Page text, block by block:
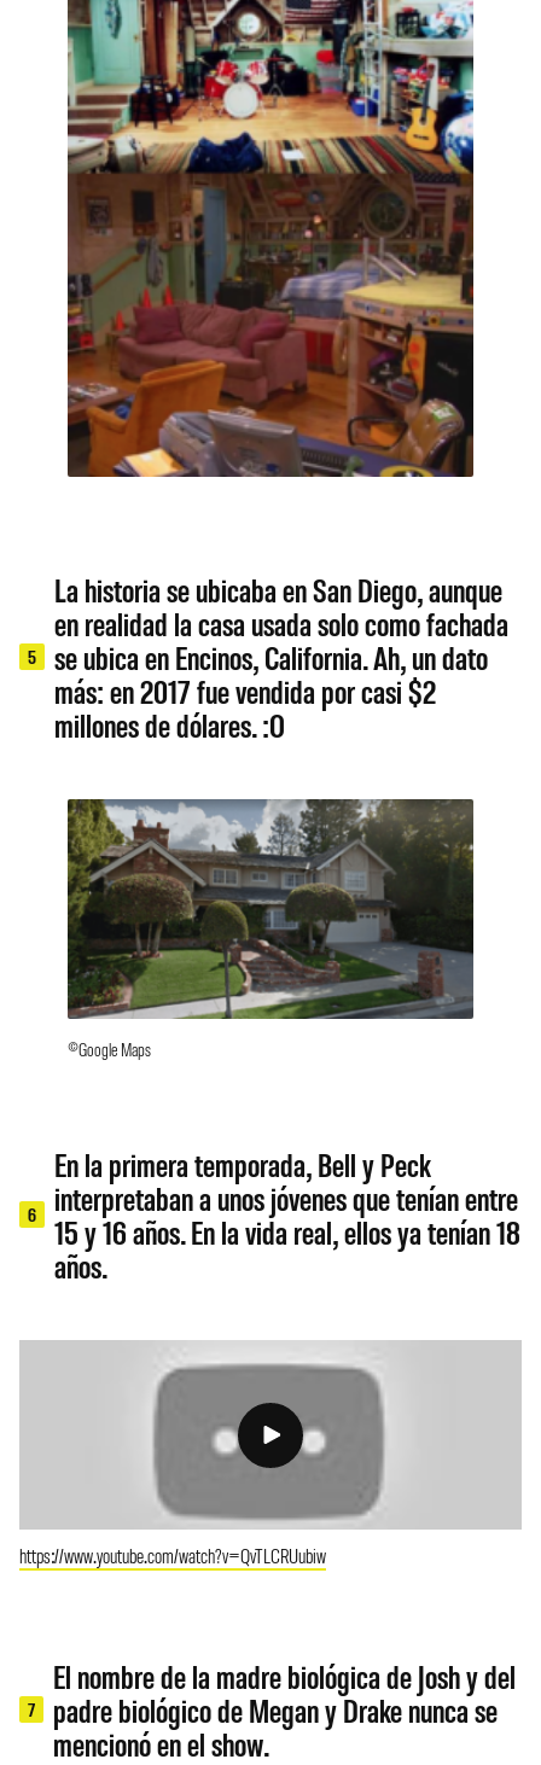
5
La historia se ubicaba en San Diego, aunque
en realidad la casa usada solo como fachada
se ubica en Encinos, California. Ah, un dato
más: en 2017 fue vendida por casi $2
millones de dólares. :O
©Google Maps
6
En la primera temporada, Bell y Peck
interpretaban a unos jóvenes que tenían entre
15 y 16 años. En la vida real, ellos ya tenían 18
años.
https://www.youtube.com/watch?v=QvTLCRUubiw
7
El nombre de la madre biológica de Josh y del
padre biológico de Megan y Drake nunca se
mencionó en el show.